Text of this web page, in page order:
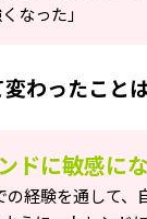
なった」
わったこと
ドに敏感に
の経験を通して、